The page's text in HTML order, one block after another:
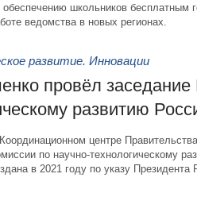
обеспечению школьников бесплатным
ведомства в новых регионах.
развитие. Инновации
провёл заседание
развитию
центре
по научно-технологическому
в 2021 году по указу